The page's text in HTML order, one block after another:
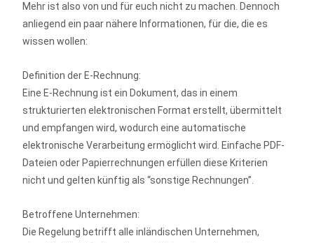
Mehr ist also von und für euch nicht zu machen. Dennoch
anliegend ein paar nähere Informationen, für die, die es
wissen wollen:
Definition der E-Rechnung:
Eine E-Rechnung ist ein Dokument, das in einem
strukturierten elektronischen Format erstellt, übermittelt
und empfangen wird, wodurch eine automatische
elektronische Verarbeitung ermöglicht wird. Einfache PDF-
Dateien oder Papierrechnungen erfüllen diese Kriterien
nicht und gelten künftig als “sonstige Rechnungen”.
Betroffene Unternehmen:
Die Regelung betrifft alle inländischen Unternehmen,